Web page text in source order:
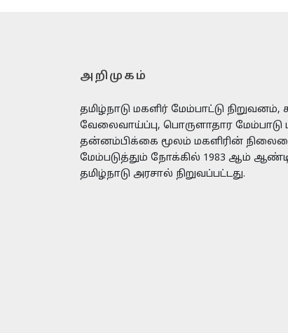
அறிமுகம்
தமிழ்நாடு மகளிர் மேம்பாட்டு நிறுவனம்,
வேலைவாய்ப்பு, பொருளாதார மேம்பாடு
தன்னம்பிக்கை மூலம் மகளிரின்
மேம்படுத்தும் நோக்கில் 1983 ஆம்
தமிழ்நாடு அரசால் நிறுவப்பட்டது.